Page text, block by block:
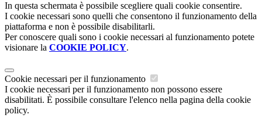
In questa schermata è possibile scegliere quali cookie consentire.
I cookie necessari sono quelli che consentono il funzionamento della
piattaforma e non è possibile disabilitarli.
Per conoscere quali sono i cookie necessari al funzionamento potete
visionare la COOKIE POLICY.
Cookie necessari per il funzionamento
I cookie necessari per il funzionamento non possono essere
disabilitati. È possibile consultare l'elenco nella pagina della cookie
policy.